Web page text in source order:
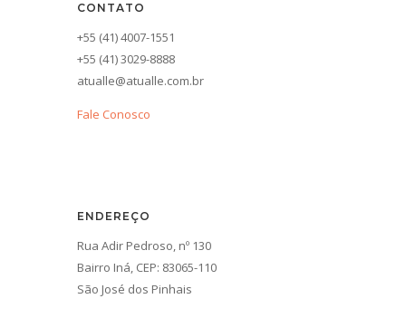
CONTATO
+55 (41) 4007-1551
+55 (41) 3029-8888
atualle@atualle.com.br
Fale Conosco
ENDEREÇO
Rua Adir Pedroso, nº 130
Bairro Iná, CEP: 83065-110
São José dos Pinhais